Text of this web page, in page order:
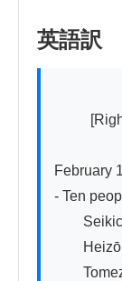
英語訳
February
- Ten
Heizō,